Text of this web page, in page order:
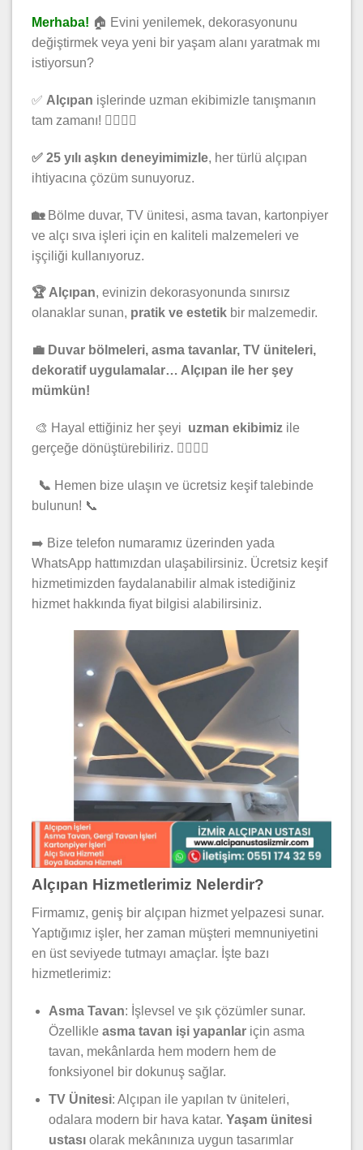
Merhaba! 🏠 Evini yenilemek, dekorasyonunu
değiştirmek veya yeni bir yaşam alanı yaratmak mı
istiyorsun?
✅ Alçıpan işlerinde uzman ekibimizle tanışmanın
tam zamanı! 👷‍♀️👷‍♂️
✅ 25 yılı aşkın deneyimimizle, her türlü alçıpan
ihtiyacına çözüm sunuyoruz.
🏡 Bölme duvar, TV ünitesi, asma tavan, kartonpiyer
ve alçı sıva işleri için en kaliteli malzemeleri ve
işçiliği kullanıyoruz.
🏆 Alçıpan, evinizin dekorasyonunda sınırsız
olanaklar sunan, pratik ve estetik bir malzemedir.
💼 Duvar bölmeleri, asma tavanlar, TV üniteleri,
dekoratif uygulamalar… Alçıpan ile her şey
mümkün!
🎨 Hayal ettiğiniz her şeyi uzman ekibimiz ile
gerçeğe dönüştürebiliriz. 👷‍♀️👷‍♂️
📞 Hemen bize ulaşın ve ücretsiz keşif talebinde
bulunun! 📞
➡️ Bize telefon numaramız üzerinden yada
WhatsApp hattımızdan ulaşabilirsiniz. Ücretsiz keşif
hizmetimizden faydalanabilir almak istediğiniz
hizmet hakkında fiyat bilgisi alabilirsiniz.
Alçıpan Hizmetlerimiz Nelerdir?
Firmamız, geniş bir alçıpan hizmet yelpazesi sunar.
Yaptığımız işler, her zaman müşteri memnuniyetini
en üst seviyede tutmayı amaçlar. İşte bazı
hizmetlerimiz:
Asma Tavan: İşlevsel ve şık çözümler sunar.
Özellikle asma tavan işi yapanlariçin asma
tavan, mekânlarda hem modern hem de
fonksiyonel bir dokunuş sağlar.
TV Ünitesi: Alçıpan ile yapılan tv üniteleri,
odalara modern bir hava katar. Yaşam ünitesi
ustasıolarak mekânınıza uygun tasarımlar